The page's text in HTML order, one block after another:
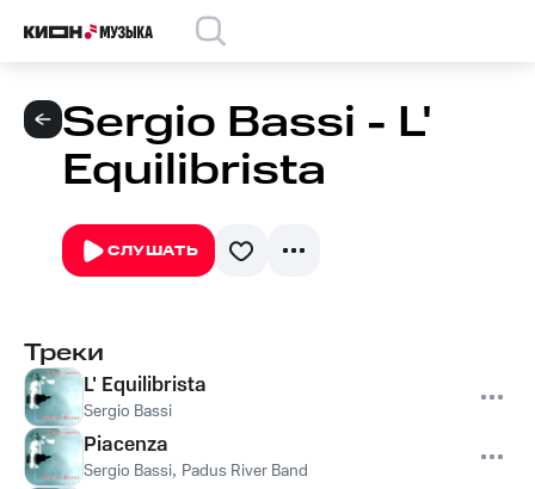
Sergio Bassi - L'
Equilibrista
СЛУШАТЬ
Треки
L' Equilibrista
Sergio Bassi
Piacenza
Sergio Bassi, Padus River Band